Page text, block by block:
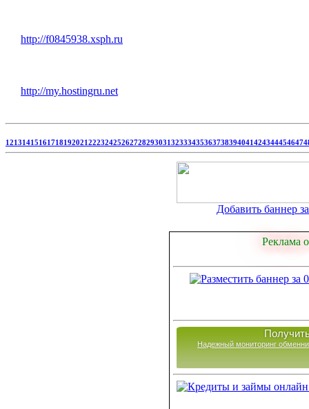
http://f0845938.xsph.ru
http://my.hostingru.net
121314151617181920212223242526272829303132333435363738394041424344454647
Добавить баннер
Реклама
Надежный мониторинг